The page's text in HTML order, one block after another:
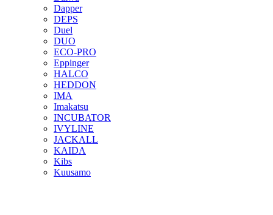
Dapper
DEPS
Duel
DUO
ECO-PRO
Eppinger
HALCO
HEDDON
IMA
Imakatsu
INCUBATOR
IVYLINE
JACKALL
KAIDA
Kibs
Kuusamo